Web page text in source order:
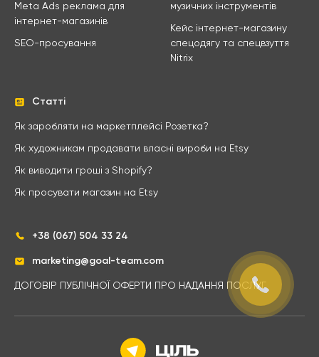
Meta Ads реклама для
інтернет-магазинів
SEO-просування
музичних інструментів
Кейс інтернет-магазину
спецодягу та спецвзуття
Nitrix
Статті
Як заробляти на маркетплейсі Розетка?
Як художникам продавати власні вироби на Etsy
Як виводити гроші з Shopify?
Як просувати магазин на Etsy
+38 (067) 504 33 24
marketing@goal-team.com
ДОГОВІР ПУБЛІЧНОЇ ОФЕРТИ ПРО НАДАННЯ ПОСЛУГ